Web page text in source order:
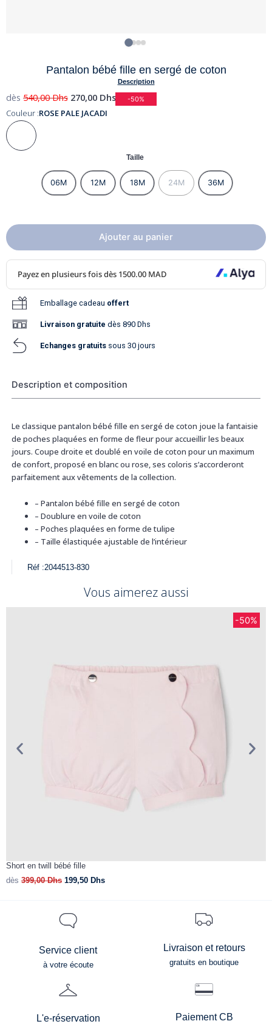
Pantalon bébé fille en sergé de coton
Description
dès 540,00Dhs 270,00 Dhs -50%
Couleur :ROSE PALE JACADI
Taille
06M 12M 18M 24M 36M
Ajouter au panier
Emballage cadeau offert
Livraison gratuite dès 890 Dhs
Echanges gratuits sous 30 jours
Description et composition
Le classique pantalon bébé fille en sergé de coton joue la fantaisie
de poches plaquées en forme de fleur pour accueillir les beaux
jours. Coupe droite et doublé en voile de coton pour un maximum
de confort, proposé en blanc ou rose, ses coloris s’accorderont
parfaitement aux vêtements de la collection.
– Pantalon bébé fille en sergé de coton
– Doublure en voile de coton
– Poches plaquées en forme de tulipe
– Taille élastiquée ajustable de l’intérieur
Réf :2044513-830
Vous aimerez aussi
-50%
Short en twill bébé fille
dès 399,00Dhs 199,50 Dhs
Service client
à votre écoute
Livraison et retours
gratuits en boutique
L'e-réservation Paiement CB